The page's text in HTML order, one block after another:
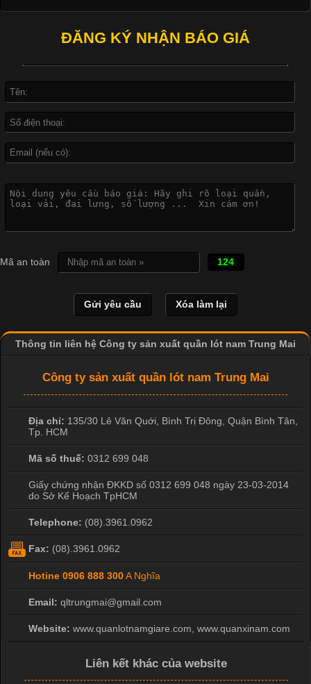
Đại
In Chuyển Nhiệt Là Gì? Công Nghệ In Hiện Đại Trong Ngành
May Mặc Trong ngành in ấn và thời trang, in chuyển nhiệt đang
là một trong những công nghệ phổ biến nhờ khả năng tạo ra
dụng rộng rãi trong sản xuất áo thun, đồ thể thao
ĐĂNG KÝ NHẬN BÁO GIÁ
Mã an toàn 124
Thông tin liên hệ Công ty sản xuất quần lót nam Trung Mai
Công ty sản xuất quần lót nam Trung Mai
Địa chỉ: 135/30 Lê Văn Quới, Bình Trị Đông Quận Bình Tân
Tp. HCM
Mã số thuế: 0312 699 048
Giấy chứng nhận ĐKKD số 0312 699 048 ngày 23-03-2014
do Sở Kế Hoạch TpHCM
Telephone: (08).3961.0962
Fax: (08).3961.0962
Hotine 0906 888 300A Nghĩa
Email: qltrungmai@gmail.com
Website: www.quanlotnamgiare.com, www.quanxinam.com
Liên kết khác của website